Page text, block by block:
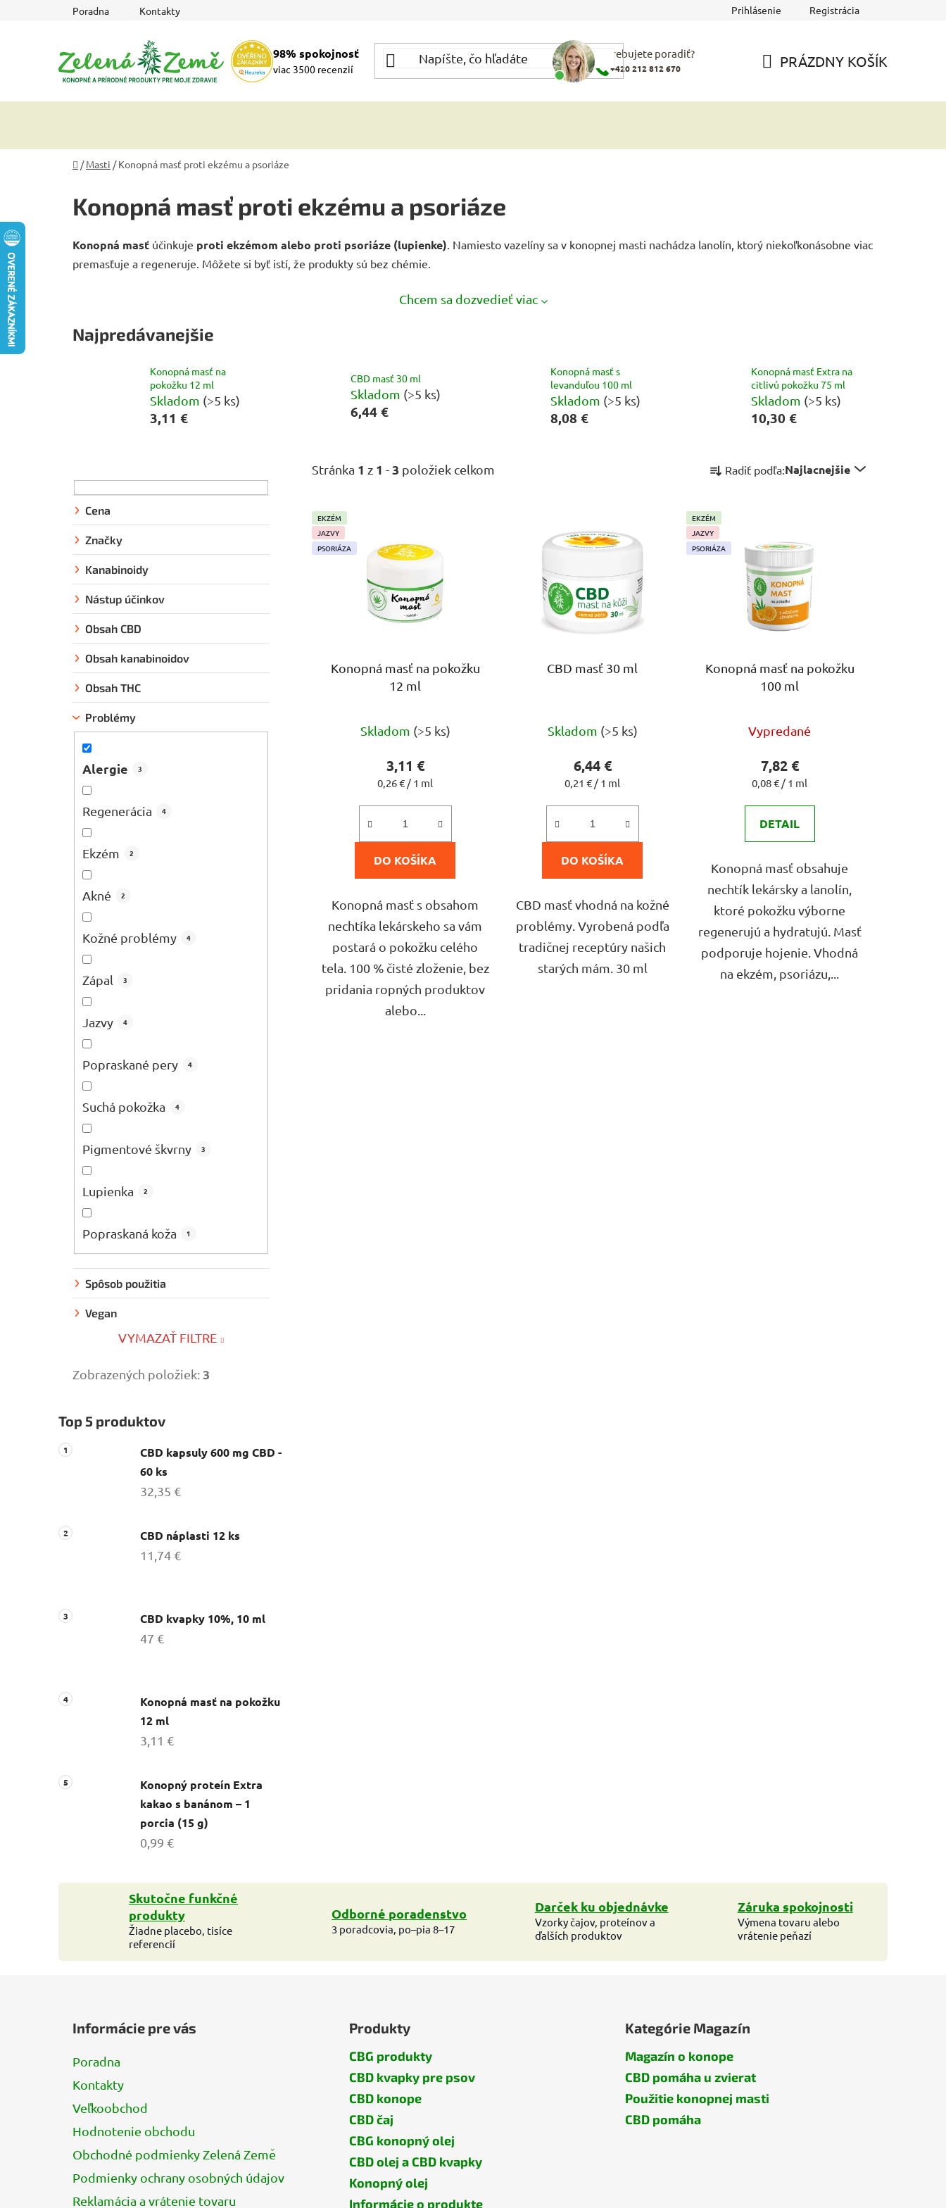
Poradna Kontakty Prihlásenie Registrácia
98% spokojnosť
viac 3500 recenzií
Potrebujete poradiť?
+420 212 812 670 PRÁZDNY KOŠÍK
Domov
/ Masti / Konopná masť proti ekzému a psoriáze
Konopná masť proti ekzému a psoriáze
Konopná masť účinkuje proti ekzémom alebo proti psoriáze (lupienke) . Namiesto vazelíny sa v konopnej masti nachádza lanolín, ktorý niekoľkonásobne viac
premasťuje a regeneruje. Môžete si byť istí, že produkty sú bez chémie.
Chcem sa dozvedieť viac
Najpredávanejšie
Konopná masť na
pokožku 12 ml
Skladom (>5 ks)
3,11 €
CBD masť 30 ml
Skladom (>5 ks)
6,44 €
Konopná masť s
levanduľou 100 ml
Skladom (>5 ks)
8,08 €
Konopná masť Extra na
citlivú pokožku 75 ml
Skladom (>5 ks)
10,30 €
Cena
Značky
Kanabinoidy
Nástup účinkov
Obsah CBD
Obsah kanabinoidov
Obsah THC
Problémy
Alergie 3
Regenerácia 4
Ekzém 2
Akné 2
Kožné problémy 4
Zápal 3
Jazvy 4
Popraskané pery 4
Suchá pokožka 4
Pigmentové škvrny 3
Lupienka 2
Popraskaná koža 1
Spôsob použitia
Vegan
VYMAZAŤ FILTRE
Zobrazených položiek:3
Top 5 produktov
CBD kapsuly 600 mg CBD -
60 ks
32,35 €
CBD náplasti 12 ks
11,74 €
CBD kvapky 10%, 10 ml
47 €
Konopná masť na pokožku
12 ml
3,11 €
Konopný proteín Extra
kakao s banánom – 1
porcia (15 g)
0,99 €
Stránka 1 z 1 - 3 položiek celkom
a
e
n
i
u
k
Radiť podľa:Najlacnejšie
V
ý
EKZÉM
JAZVY
PSORIÁZA
Konopná masť na pokožku
12 ml
hodnotenie
produktu
je
5,0
z
5
hviezdičiek.
Skladom (>5 ks)
3,11 €
Jednotková
0,26 € / 1 ml
DO KOŠÍKA
Konopná masť s obsahom
nechtíka lekárskeho sa vám
postará o pokožku celého
tela. 100 % čisté zloženie, bez
pridania ropných produktov
alebo...
CBD masť 30 ml
hodnotenie
produktu
je
4,5
z
5
hviezdičiek.
Skladom (>5 ks)
6,44 €
Jednotková
0,21 € / 1 ml
DO KOŠÍKA
CBD masť vhodná na kožné
problémy. Vyrobená podľa
tradičnej receptúry našich
starých mám. 30 ml
EKZÉM
JAZVY
PSORIÁZA
Konopná masť na pokožku
100 ml
hodnotenie
produktu
je
4,9
z
5
hviezdičiek.
Vypredané
7,82 €
Jednotková
0,08 € / 1 ml
DETAIL
Konopná masť obsahuje
nechtík lekársky a lanolín,
ktoré pokožku výborne
regenerujú a hydratujú. Masť
podporuje hojenie. Vhodná
na ekzém, psoriázu,...
Skutočne funkčné
produkty
Žiadne placebo, tisíce
referencií
Odborné poradenstvo
3 poradcovia, po–pia 8–17
Darček ku objednávke
Vzorky čajov, proteínov a
ďalších produktov
Záruka spokojnosti
Výmena tovaru alebo
vrátenie peňazí
Informácie pre vás
Poradna
Kontakty
Veľkoobchod
Hodnotenie obchodu
Obchodné podmienky Zelená Země
Podmienky ochrany osobných údajov
Reklamácia a vrátenie tovaru
Produkty
CBG produkty
CBD kvapky pre psov
CBD konope
CBD čaj
CBG konopný olej
CBD olej a CBD kvapky
Konopný olej
Informácie o produkte
Kategórie Magazín
Magazín o konope
CBD pomáha u zvierat
Použitie konopnej masti
CBD pomáha